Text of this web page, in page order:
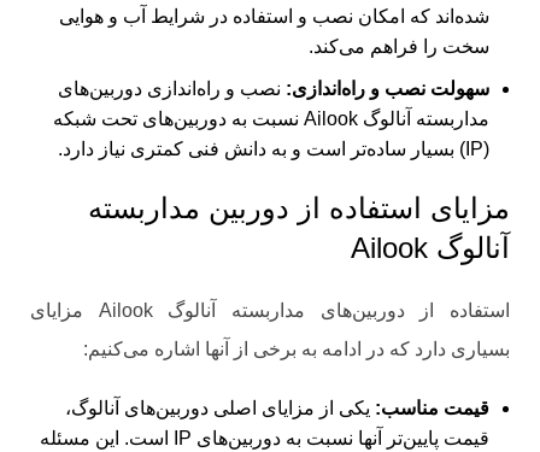
شده‌اند که امکان نصب و استفاده در شرایط آب ‌و هوایی
سخت را فراهم می‌کند.
سهولت نصب و راه‌اندازی: نصب و راه‌اندازی دوربین‌های
مداربسته آنالوگ Ailook نسبت به دوربین‌های تحت شبکه
(IP) بسیار ساده‌تر است و به دانش فنی کمتری نیاز دارد.
مزایای استفاده از دوربین مداربسته
آنالوگ Ailook
استفاده از دوربین‌های مداربسته آنالوگ Ailook مزایای
بسیاری دارد که در ادامه به برخی از آنها اشاره می‌کنیم:
قیمت مناسب: یکی از مزایای اصلی دوربین‌های آنالوگ،
قیمت پایین‌تر آنها نسبت به دوربین‌های IP است. این مسئله